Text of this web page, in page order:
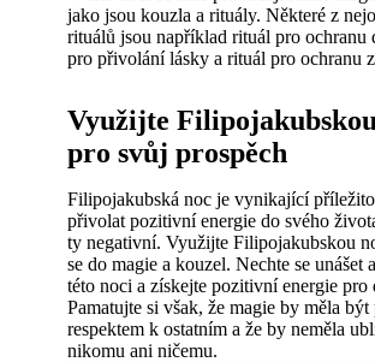
jako jsou kouzla a rituály. Některé z
rituálů jsou například rituál pro ochranu
pro přivolání lásky a rituál pro ochranu
Využijte
pro svůj prospěch
Filipojakubská noc je vynikající
přivolat pozitivní energie do svého
ty negativní. Využijte Filipojakubskou
se do magie a kouzel. Nechte se unášet
této noci a získejte pozitivní energie pro
Pamatujte si však, že magie by měla být
respektem k ostatním a že by neměla
nikomu ani ničemu.